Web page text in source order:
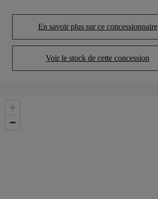
En savoir plus sur ce concessionnaire
(Opens in new tab)
Voir le stock de cette concession
(Opens in new tab)